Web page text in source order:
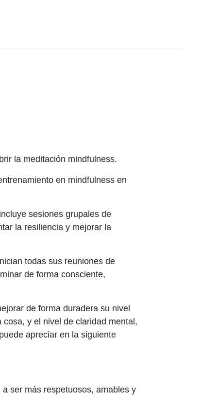
la meditación mindfulness.
en mindfulness en
sesiones grupales de
la resiliencia y mejorar la
todas sus reuniones de
de forma consciente,
de forma duradera su nivel
y el nivel de claridad mental,
apreciar en la siguiente
ser más respetuosos, amables y